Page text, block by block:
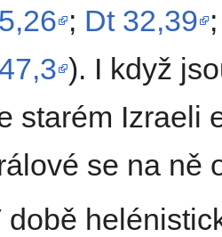
; Dt 32,39
). I když
starém Izraeli
se na ně
době